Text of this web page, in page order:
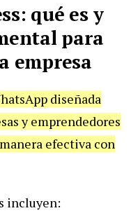
qué es y
para
empresa
diseñada
y emprendedores
efectiva con
incluyen: